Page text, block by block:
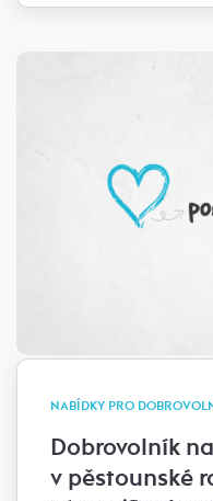
NABÍDKY PRO
Dobrovolník
v pěstounské